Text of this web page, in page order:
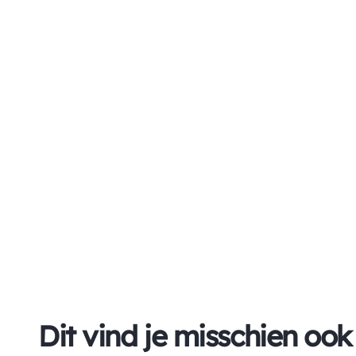
Dit vind je misschien